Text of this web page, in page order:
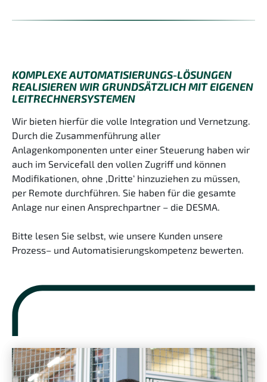
KOMPLEXE AUTOMATISIERUNGS-LÖSUNGEN
REALISIEREN WIR GRUNDSÄTZLICH MIT EIGENEN
LEITRECHNERSYSTEMEN
Wir bieten hierfür die volle Integration und Vernetzung.
Durch die Zusammenführung aller
Anlagenkomponenten unter einer Steuerung haben wir
auch im Servicefall den vollen Zugriff und können
Modifikationen, ohne ‚Dritte‘ hinzuziehen zu müssen,
per Remote durchführen. Sie haben für die gesamte
Anlage nur einen Ansprechpartner – die DESMA.
Bitte lesen Sie selbst, wie unsere Kunden unsere
Prozess– und Automatisierungskompetenz bewerten.